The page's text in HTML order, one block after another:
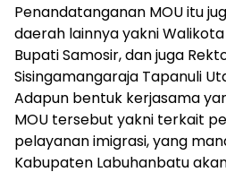
Penandatanganan MOU itu
daerah lainnya yakni
Bupati Samosir, dan juga
Sisingamangaraja Tapanuli
Adapun bentuk kerjasama
MOU tersebut yakni terkait
pelayanan imigrasi, yang
Kabupaten Labuhanbatu